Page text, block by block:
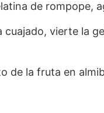
de rompope,
cuajado, vierte la
de la fruta en